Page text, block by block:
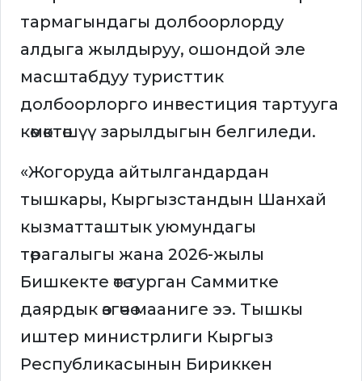
тармагындагы долбоорлорду
алдыга жылдыруу, ошондой эле
масштабдуу туристтик
долбоорлорго инвестиция тартууга
көмөктөшүү зарылдыгын белгиледи.
«Жогоруда айтылгандардан
тышкары, Кыргызстандын Шанхай
кызматташтык уюмундагы
төрагалыгы жана 2026-жылы
Бишкекте өтө турган Саммитке
даярдык өзгөчө мааниге ээ. Тышкы
иштер министрлиги Кыргыз
Республикасынын Бириккен